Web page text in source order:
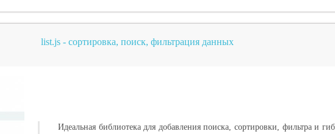
list.js - сортировка, поиск, фильтрация данных
Идеальная библиотека для добавления поиска, сортировки, фильтра и